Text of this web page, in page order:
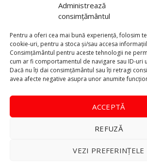
Administrează
consimțământul
Pentru a oferi cea mai bună experiență, folosim
cookie-uri, pentru a stoca și/sau accesa
Consimțământul pentru aceste tehnologii ne
cum ar fi comportamentul de navigare sau ID-uri
Dacă nu îți dai consimțământul sau îți retragi
avea afecte negative asupra unor anumite
ACCEPTĂ
REFUZĂ
VEZI PREFERINȚELE
TopAutoX Automotive © 2026